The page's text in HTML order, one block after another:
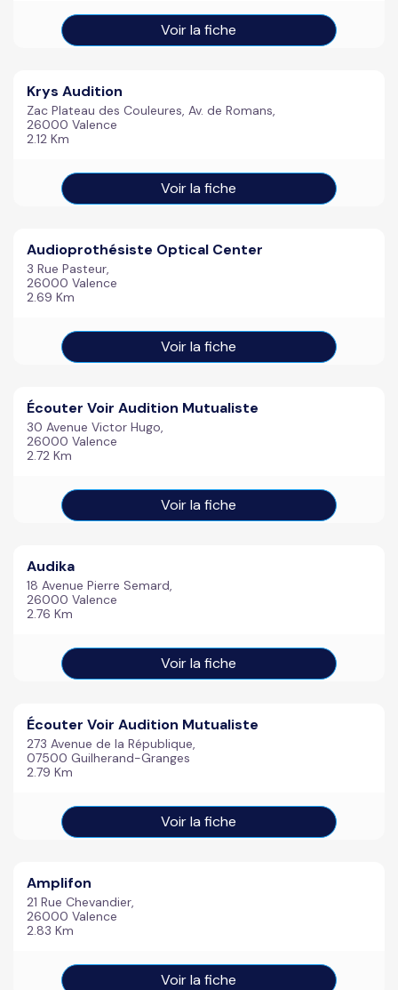
Voir la fiche
Krys Audition
Zac Plateau des Couleures, Av. de Romans,
26000 Valence
2.12 Km
Voir la fiche
Audioprothésiste Optical Center
3 Rue Pasteur,
26000 Valence
2.69 Km
Voir la fiche
Écouter Voir Audition Mutualiste
30 Avenue Victor Hugo,
26000 Valence
2.72 Km
Voir la fiche
Audika
18 Avenue Pierre Semard,
26000 Valence
2.76 Km
Voir la fiche
Écouter Voir Audition Mutualiste
273 Avenue de la République,
07500 Guilherand-Granges
2.79 Km
Voir la fiche
Amplifon
21 Rue Chevandier,
26000 Valence
2.83 Km
Voir la fiche